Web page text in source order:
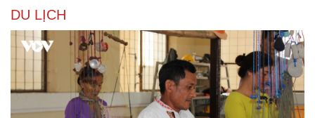
DU LỊCH